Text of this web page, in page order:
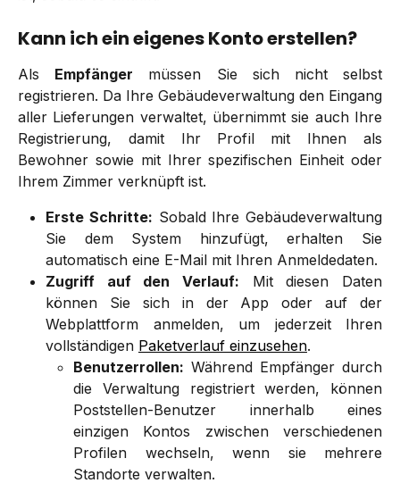
Kann ich ein eigenes Konto erstellen?
Als Empfänger müssen Sie sich nicht selbst
registrieren. Da Ihre Gebäudeverwaltung den Eingang
aller Lieferungen verwaltet, übernimmt sie auch Ihre
Registrierung, damit Ihr Profil mit Ihnen als
Bewohner sowie mit Ihrer spezifischen Einheit oder
Ihrem Zimmer verknüpft ist.
Erste Schritte: Sobald Ihre Gebäudeverwaltung
Sie dem System hinzufügt, erhalten Sie
automatisch eine E-Mail mit Ihren Anmeldedaten.
Zugriff auf den Verlauf: Mit diesen Daten
können Sie sich in der App oder auf der
Webplattform anmelden, um jederzeit Ihren
vollständigen Paketverlauf einzusehen.
Benutzerrollen: Während Empfänger durch
die Verwaltung registriert werden, können
Poststellen-Benutzer innerhalb eines
einzigen Kontos zwischen verschiedenen
Profilen wechseln, wenn sie mehrere
Standorte verwalten.